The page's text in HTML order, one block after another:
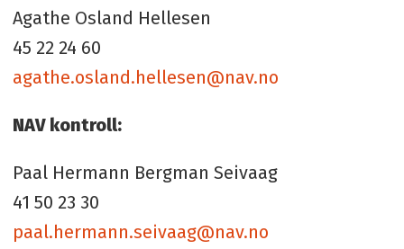
Agathe Osland Hellesen
45 22 24 60
agathe.osland.hellesen@nav.no
NAV kontroll:
Paal Hermann Bergman Seivaag
41 50 23 30
paal.hermann.seivaag@nav.no